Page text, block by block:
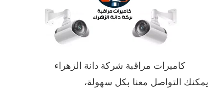
كاميرات مراقبة شركة دانة الزهراء
يمكنك التواصل معنا بكل سهولة،